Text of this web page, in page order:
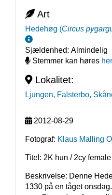
Art
Hedehøg (Circus
Sjældenhed: Almindelig
Stemmer kan høres her
Lokalitet:
Ljungen, Falsterbo,
2012-08-29
Fotograf: Klaus Malling
Titel: 2K hun / 2cy female
Beskrivelse: Denne
1330 på en tåget